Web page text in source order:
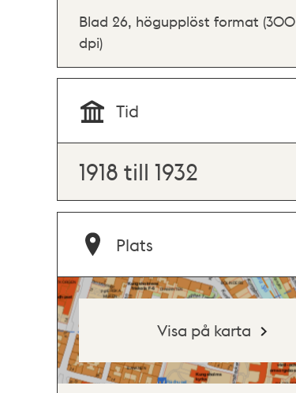
Blad 26, högupplöst format (300
dpi)
Tid
1918 till 1932
Plats
Visa på karta